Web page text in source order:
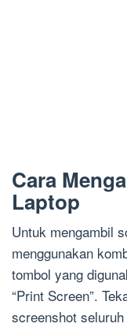
Cara
Laptop
Untuk mengambil
menggunakan
tombol yang
“Print Screen”.
screenshot